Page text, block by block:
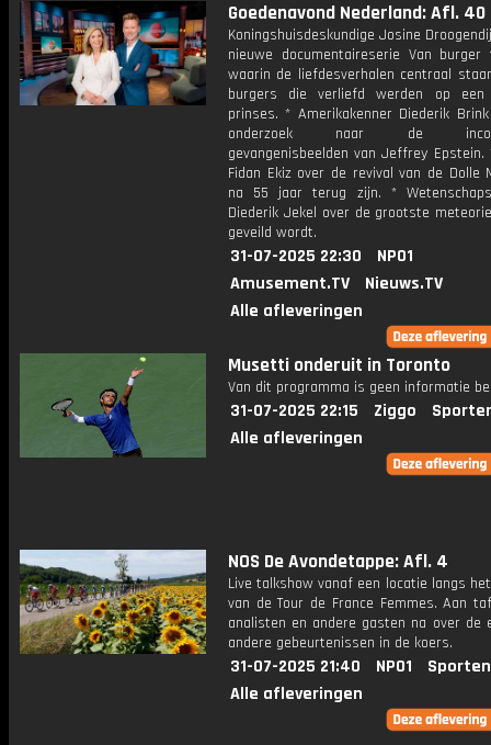
Goedenavond Nederland: Afl. 40
Koningshuisdeskundige Josine
nieuwe documentaireserie Van
waarin de liefdesverhalen centraal
burgers die verliefd werden op
prinses. * Amerikakenner Diederik
onderzoek naar de
gevangenisbeelden van Jeffrey Epstein.
Fidan Ekiz over de revival van de Dolle
na 55 jaar terug zijn. *
Diederik Jekel over de grootste
geveild wordt.
31-07-2025 22:30
NPO1
Amusement.TV
Nieuws.TV
Alle afleveringen
Musetti onderuit in Toronto
Van dit programma is geen informatie
31-07-2025 22:15 Ziggo
Alle afleveringen
NOS De Avondetappe: Afl. 4
Live talkshow vanaf een locatie langs
van de Tour de France Femmes. Aan
analisten en andere gasten na over de
andere gebeurtenissen in de koers.
31-07-2025 21:40 NPO1
Alle afleveringen